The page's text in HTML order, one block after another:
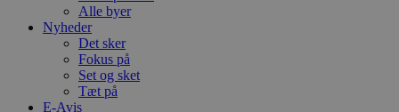
Alle byer
Nyheder
Det sker
Fokus på
Set og sket
Tæt på
E-Avis